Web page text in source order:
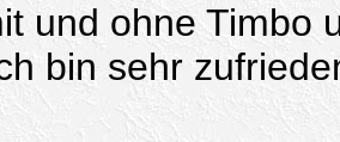
und ohne Timbo
bin sehr